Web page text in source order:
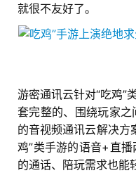
首
页
游
就很不友好了。
游密通讯云针对“吃鸡”
套完整的、围绕玩家
的音视频通讯云解决方
鸡”类手游的语音+直
的通话、陪玩需求也能